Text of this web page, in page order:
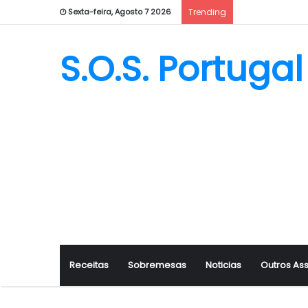
Sexta-feira, Agosto 7 2026 Trending
S.O.S. Portugal
Receitas Sobremesas Noticias Outros